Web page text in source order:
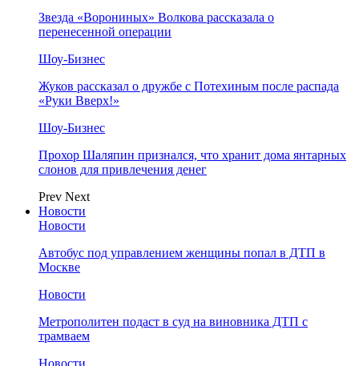
Звезда «Ворониных» Волкова рассказала о
перенесенной операции
Шоу-Бизнес
Жуков рассказал о дружбе с Потехиным после распада
«Руки Вверх!»
Шоу-Бизнес
Прохор Шаляпин признался, что хранит дома янтарных
слонов для привлечения денег
Prev Next
Новости
Новости
Автобус под управлением женщины попал в ДТП в
Москве
Новости
Метрополитен подаст в суд на виновника ДТП с
трамваем
Новости